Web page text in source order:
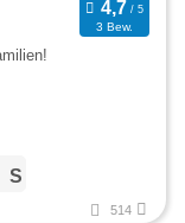
3 Bew.
514